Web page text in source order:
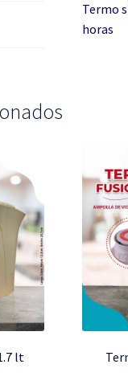
Termo
horas
lt